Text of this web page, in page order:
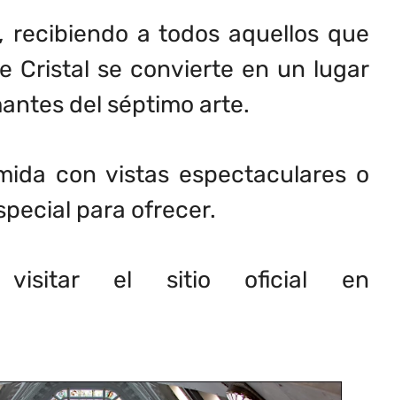
a todos aquellos que
Cristal se convierte en un lugar
del séptimo arte.
con vistas espectaculares o
para ofrecer.
visitar el sitio oficial en